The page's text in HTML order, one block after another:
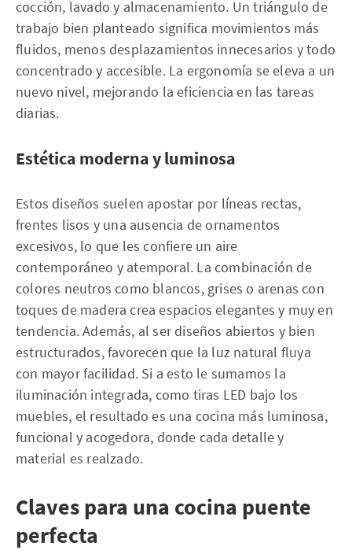
cocción, lavado y almacenamiento. Un triángulo de
trabajo bien planteado significa movimientos más
fluidos, menos desplazamientos innecesarios y todo
concentrado y accesible. La ergonomía se eleva a un
nuevo nivel, mejorando la eficiencia en las tareas
diarias.
Estética moderna y luminosa
Estos diseños suelen apostar por líneas rectas,
frentes lisos y una ausencia de ornamentos
excesivos, lo que les confiere un aire
contemporáneo y atemporal. La combinación de
colores neutros como blancos, grises o arenas con
toques de madera crea espacios elegantes y muy en
tendencia. Además, al ser diseños abiertos y bien
estructurados, favorecen que la luz natural fluya
con mayor facilidad. Si a esto le sumamos la
iluminación integrada, como tiras LED bajo los
muebles, el resultado es una cocina más luminosa,
funcional y acogedora, donde cada detalle y
material es realzado.
Claves para una cocina puente
perfecta